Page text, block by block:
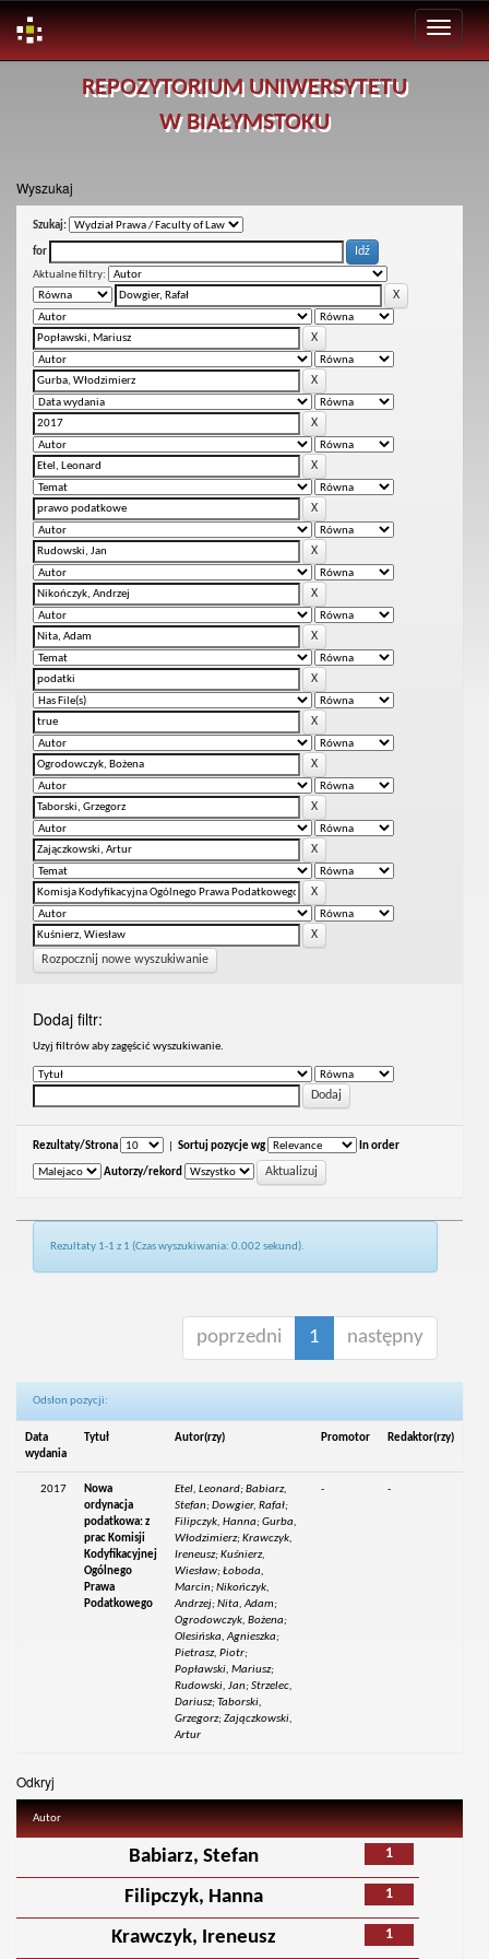
REPOZYTORIUM UNIWERSYTETU
W BIAŁYMSTOKU
Wyszukaj
Szukaj:
for
Aktualne filtry:
Rozpocznij nowe wyszukiwanie
Dodaj filtr:
Uzyj filtrów aby zagęścić wyszukiwanie.
Rezultaty/Strona Sortuj pozycje wg In order
Autorzy/rekord
Rezultaty 1-1 z 1 (Czas wyszukiwania: 0.002 sekund).
poprzedni 1 następny
Odsłon pozycji:
Data
wydania
Tytuł Autor(rzy) Promotor Redaktor(rzy)
2017
Nowa
ordynacja
podatkowa: z
prac Komisji
Kodyfikacyjnej
Ogólnego
Prawa
Podatkowego
Etel, Leonard; Babiarz,
Stefan; Dowgier, Rafał;
Filipczyk, Hanna; Gurba,
Włodzimierz; Krawczyk,
Ireneusz; Kuśnierz,
Wiesław; Łoboda,
Marcin; Nikończyk,
Andrzej; Nita, Adam;
Ogrodowczyk, Bożena;
Olesińska, Agnieszka;
Pietrasz, Piotr;
Popławski, Mariusz;
Rudowski, Jan; Strzelec,
Dariusz; Taborski,
Grzegorz; Zajączkowski,
Artur
- -
Odkryj
Autor
1
Babiarz, Stefan
1
Filipczyk, Hanna
1
Krawczyk, Ireneusz